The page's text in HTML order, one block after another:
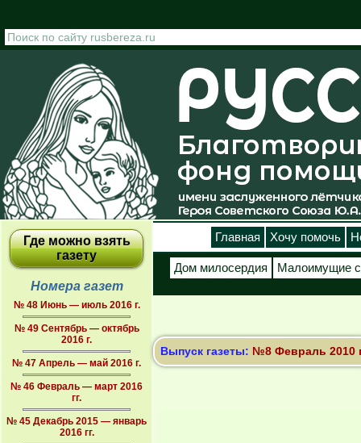
Где можно взять
газету
Номера газет
№ 48 Июнь — июль 2016 г.
№ 49 Сентябрь — октябрь
2016 г.
№ 47 Апрель — май 2016 г.
№ 46 Февраль — март 2016
гг.
№ 45 Декабрь 2015 — январь
2016 гг.
Главная Хочу помочь
Дом милосердия Малоимущие
Выпуск газеты: №8 Февраль 2010